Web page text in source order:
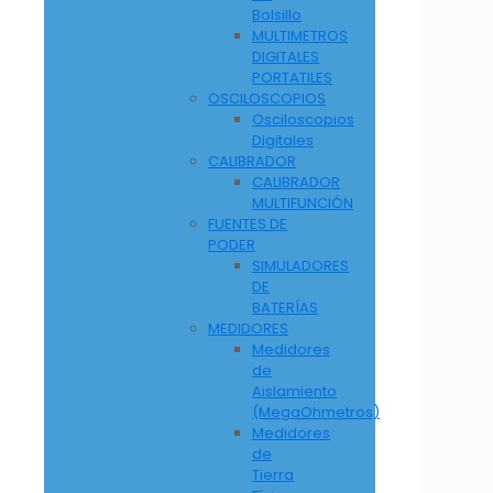
Bolsillo
MULTIMETROS
DIGITALES
PORTATILES
OSCILOSCOPIOS
Osciloscopios
Digitales
CALIBRADOR
CALIBRADOR
MULTIFUNCIÓN
FUENTES DE
PODER
SIMULADORES
DE
BATERÍAS
MEDIDORES
Medidores
de
Aislamiento
(MegaOhmetros)
Medidores
de
Tierra